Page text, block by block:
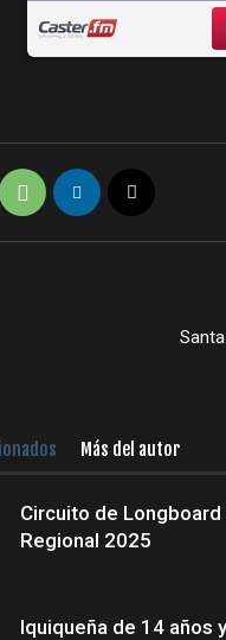
Más del autor
Circuito de Longboard
Regional 2025
Iquiqueña de 14 años